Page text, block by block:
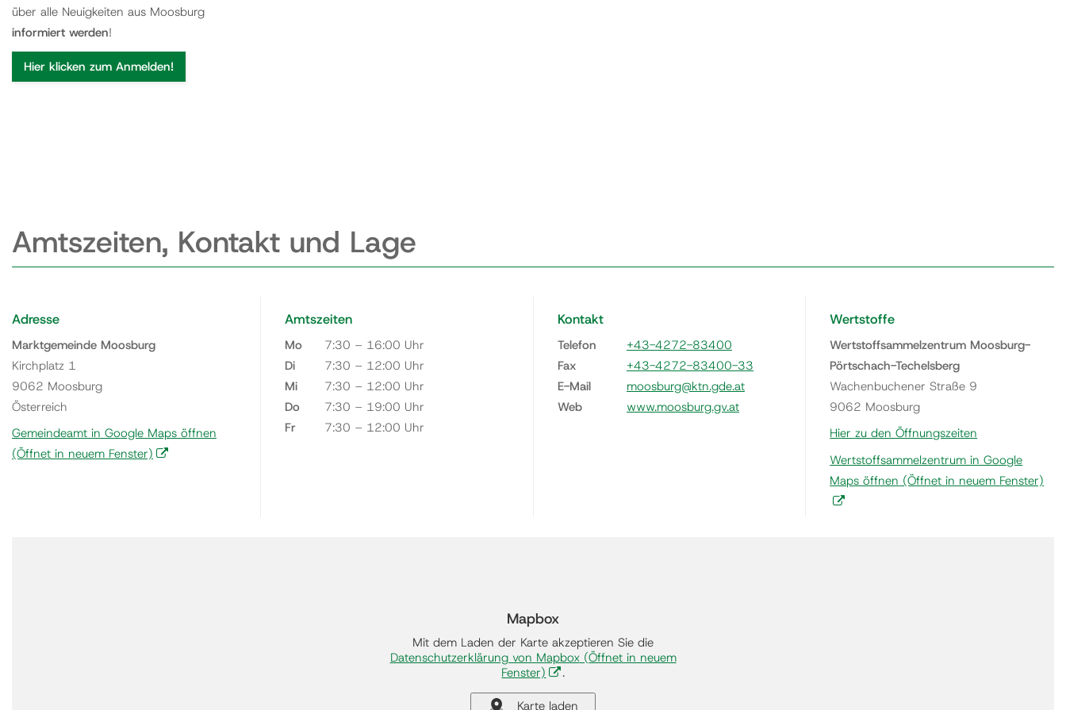
über alle Neuigkeiten aus Moosburg
informiert werden!
Hier klicken zum Anmelden!
Amtszeiten, Kontakt und Lage
Adresse
Marktgemeinde Moosburg
Kirchplatz 1
9062 Moosburg
Österreich
Gemeindeamt in Google Maps öffnen
(Öffnet in neuem Fenster)
Amtszeiten
Mo
7:30 – 16:00 Uhr
Di
7:30 – 12:00 Uhr
Mi
7:30 – 12:00 Uhr
Do
7:30 – 19:00 Uhr
Fr
7:30 – 12:00 Uhr
Kontakt
Telefon
+43-4272-83400
Fax
+43-4272-83400-33
E-Mail
moosburg@ktn.gde.at
Web
www.moosburg.gv.at
Wertstoffe
Wertstoffsammelzentrum Moosburg-
Pörtschach-Techelsberg
Wachenbuchener Straße 9
9062 Moosburg
Hier zu den Öffnungszeiten
Wertstoffsammelzentrum in Google
Maps öffnen (Öffnet in neuem Fenster)
Mapbox
Mit dem Laden der Karte akzeptieren Sie die
Datenschutzerklärung von Mapbox(Öffnet in neuem
Fenster)
.
Karte laden